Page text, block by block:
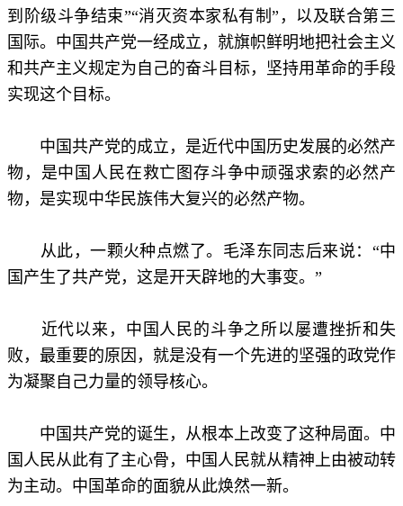
到阶级斗争结束”“消灭资本家私有制”，以及联合第三
国际。中国共产党一经成立，就旗帜鲜明地把社会主义
和共产主义规定为自己的奋斗目标，坚持用革命的手段
实现这个目标。
中国共产党的成立，是近代中国历史发展的必然产
物，是中国人民在救亡图存斗争中顽强求索的必然产
物，是实现中华民族伟大复兴的必然产物。
从此，一颗火种点燃了。毛泽东同志后来说：“中
国产生了共产党，这是开天辟地的大事变。”
近代以来，中国人民的斗争之所以屡遭挫折和失
败，最重要的原因，就是没有一个先进的坚强的政党作
为凝聚自己力量的领导核心。
中国共产党的诞生，从根本上改变了这种局面。中
国人民从此有了主心骨，中国人民就从精神上由被动转
为主动。中国革命的面貌从此焕然一新。